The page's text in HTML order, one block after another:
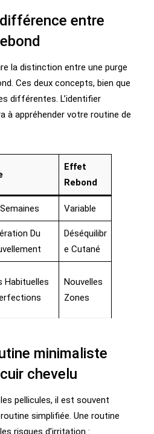
entre
la distinction entre une purge
Ces deux concepts, bien que
différentes. L’identifier
à appréhender votre routine de
Effet
Rebond
Variable
Du
Déséquilibr
E Cutané
Habituelles
Nouvelles
Zones
minimaliste
chevelu
pellicules, il est souvent
simplifiée. Une routine
risques d’irritation :